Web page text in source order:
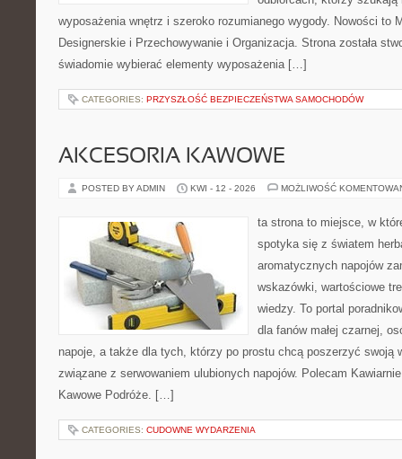
wyposażenia wnętrz i szeroko rozumianego wygody. Nowości to
Designerskie i Przechowywanie i Organizacja. Strona została
świadomie wybierać elementy wyposażenia […]
CATEGORIES: PRZYSZŁOŚĆ BEZPIECZEŃSTWA SAMOCHODÓW
AKCESORIA KAWOWE
POSTED BY ADMIN KWI - 12 - 2026 MOŻLIWOŚĆ
ta strona to miejsce, w
spotyka się z światem
aromatycznych napojów
wskazówki, wartościowe
wiedzy. To portal
dla fanów małej czarnej,
napoje, a także dla tych, którzy po prostu chcą poszerzyć swoją
związane z serwowaniem ulubionych napojów. Polecam
Kawowe Podróże. […]
CATEGORIES: CUDOWNE WYDARZENIA